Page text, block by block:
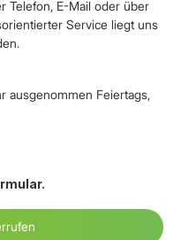
Telefon, E-Mail oder über
Service liegt uns
ausgenommen Feiertags,
.